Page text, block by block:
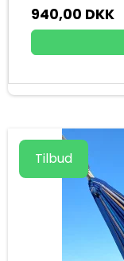
940,00 DKK
Tilbud